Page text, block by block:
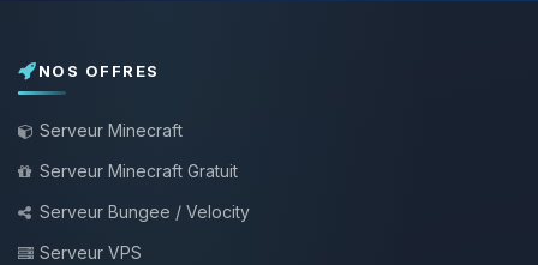
NOS OFFRES
Serveur Minecraft
Serveur Minecraft Gratuit
Serveur Bungee / Velocity
Serveur VPS